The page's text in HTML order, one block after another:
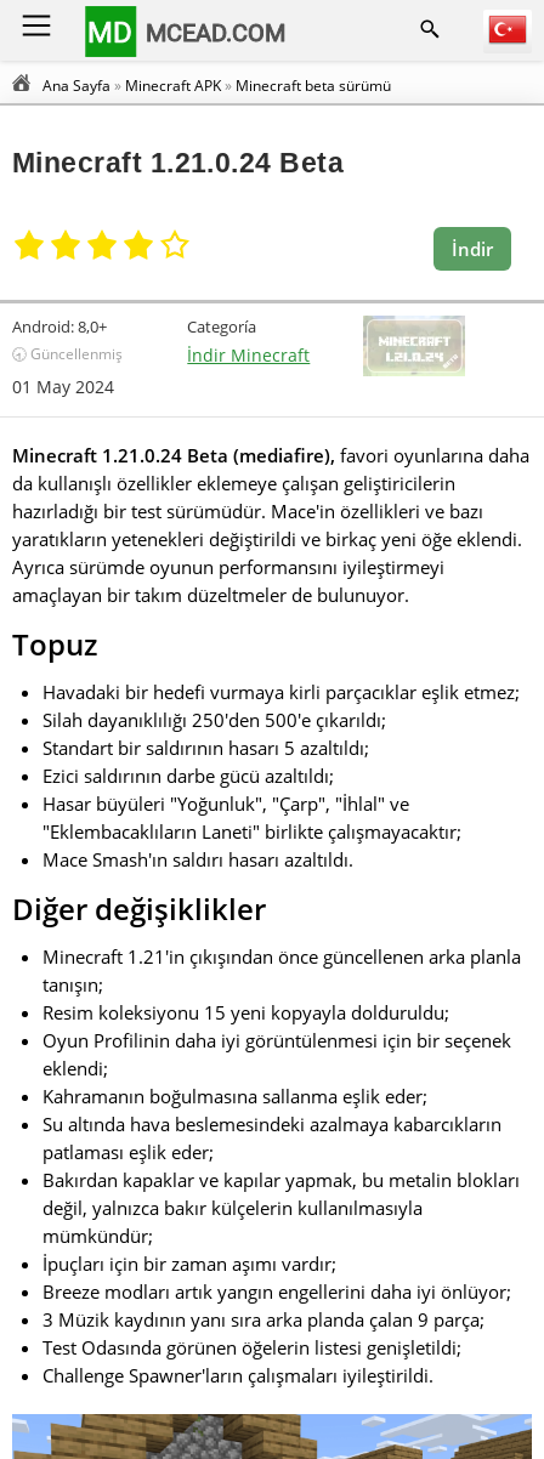
MD MCEAD.COM
Ana Sayfa » Minecraft APK» Minecraft beta sürümü
Minecraft 1.21.0.24 Beta
İndir
Android:8,0+
🕣 Güncellenmiş
01 May 2024
Categoría
İndir Minecraft
Minecraft 1.21.0.24 Beta (mediafire), favori oyunlarına daha
da kullanışlı özellikler eklemeye çalışan geliştiricilerin
hazırladığı bir test sürümüdür. Mace'in özellikleri ve bazı
yaratıkların yetenekleri değiştirildi ve birkaç yeni öğe eklendi.
Ayrıca sürümde oyunun performansını iyileştirmeyi
amaçlayan bir takım düzeltmeler de bulunuyor.
Topuz
Havadaki bir hedefi vurmaya kirli parçacıklar eşlik etmez;
Silah dayanıklılığı 250'den 500'e çıkarıldı;
Standart bir saldırının hasarı 5 azaltıldı;
Ezici saldırının darbe gücü azaltıldı;
Hasar büyüleri "Yoğunluk", "Çarp", "İhlal" ve
"Eklembacaklıların Laneti" birlikte çalışmayacaktır;
Mace Smash'ın saldırı hasarı azaltıldı.
Diğer değişiklikler
Minecraft 1.21'in çıkışından önce güncellenen arka planla
tanışın;
Resim koleksiyonu 15 yeni kopyayla dolduruldu;
Oyun Profilinin daha iyi görüntülenmesi için bir seçenek
eklendi;
Kahramanın boğulmasına sallanma eşlik eder;
Su altında hava beslemesindeki azalmaya kabarcıkların
patlaması eşlik eder;
Bakırdan kapaklar ve kapılar yapmak, bu metalin blokları
değil, yalnızca bakır külçelerin kullanılmasıyla
mümkündür;
İpuçları için bir zaman aşımı vardır;
Breeze modları artık yangın engellerini daha iyi önlüyor;
3 Müzik kaydının yanı sıra arka planda çalan 9 parça;
Test Odasında görünen öğelerin listesi genişletildi;
Challenge Spawner'ların çalışmaları iyileştirildi.